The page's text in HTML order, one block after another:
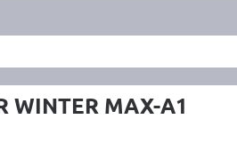
WINTER MAX-A1